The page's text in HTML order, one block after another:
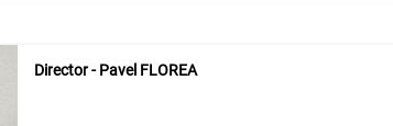
Director - Pavel FLOREA